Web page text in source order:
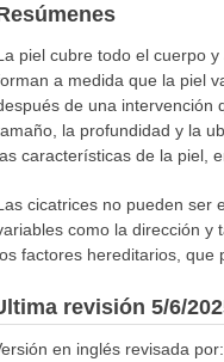
piel cubre todo el cuerpo
a medida que la piel
de una intervención
la profundidad y la
características de la piel,
cicatrices no pueden ser
como la dirección y
factores hereditarios, que
revisión 5/6/
en inglés revisada